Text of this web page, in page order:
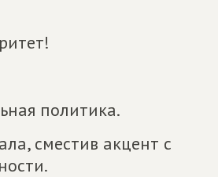
политика.
сместив акцент с